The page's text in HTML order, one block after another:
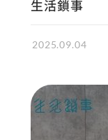
生活鎖事
2025.09.04